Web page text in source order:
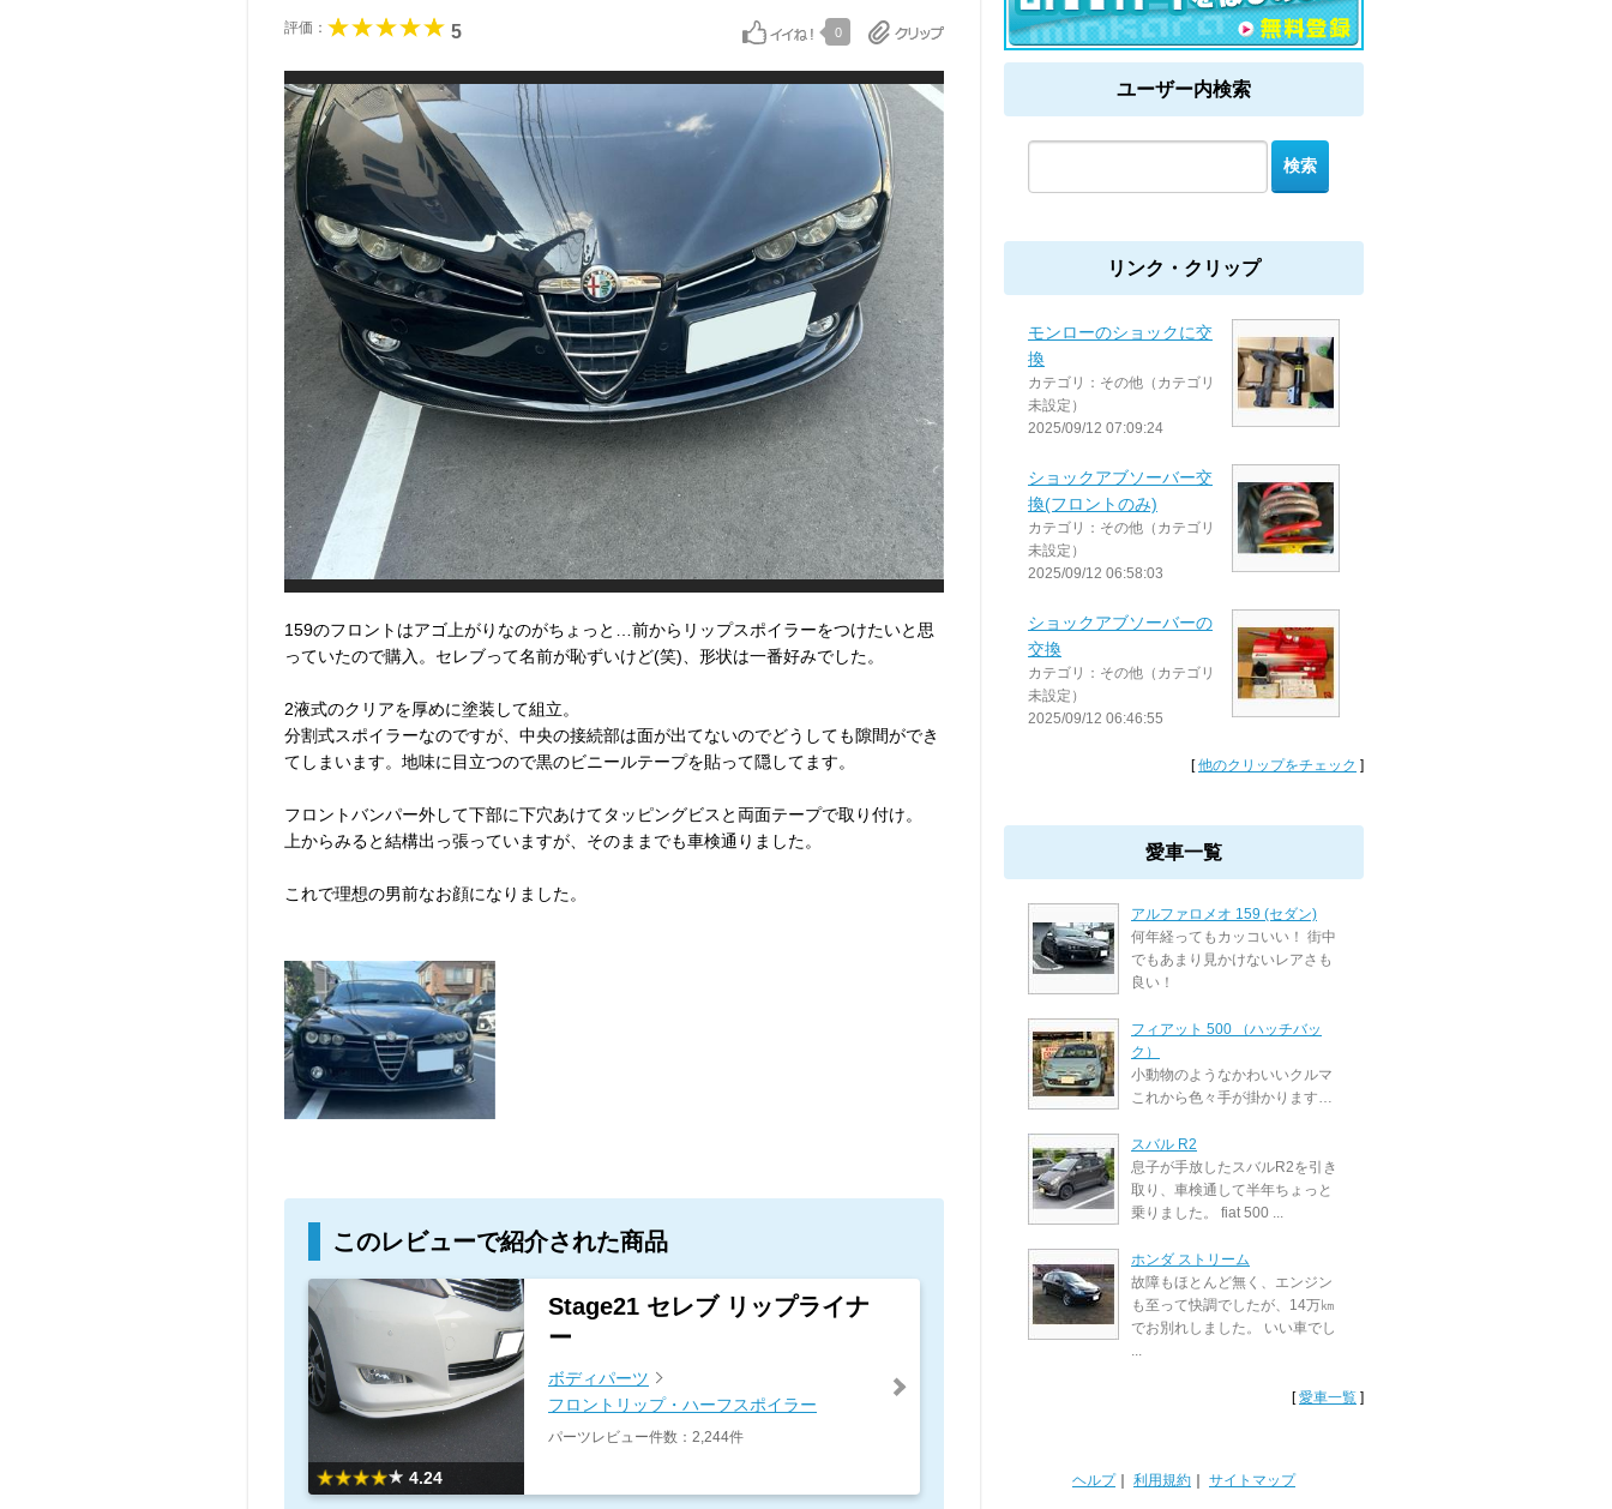
評価： 5 0
159のフロントはアゴ上がりなのがちょっと…前からリップスポイラーをつけたいと思
っていたので購入。セレブって名前が恥ずいけど(笑)、形状は一番好みでした。
2液式のクリアを厚めに塗装して組立。
分割式スポイラーなのですが、中央の接続部は面が出てないのでどうしても隙間ができ
てしまいます。地味に目立つので黒のビニールテープを貼って隠してます。
フロントバンパー外して下部に下穴あけてタッピングビスと両面テープで取り付け。
上からみると結構出っ張っていますが、そのままでも車検通りました。
これで理想の男前なお顔になりました。
このレビューで紹介された商品
4.24
Stage21 セレブ リップライナ
ー
ボディパーツ
フロントリップ・ハーフスポイラー
パーツレビュー件数：2,244件
ユーザー内検索
リンク・クリップ
モンローのショックに交
換
カテゴリ：その他（カテゴリ
未設定）
2025/09/12 07:09:24
ショックアブソーバー交
換(フロントのみ)
カテゴリ：その他（カテゴリ
未設定）
2025/09/12 06:58:03
ショックアブソーバーの
交換
カテゴリ：その他（カテゴリ
未設定）
2025/09/12 06:46:55
[他のクリップをチェック ]
愛車一覧
アルファロメオ 159 (セダン)
何年経ってもカッコいい！ 街中
でもあまり見かけないレアさも
良い！
フィアット 500 （ハッチバッ
ク）
小動物のようなかわいいクルマ
これから色々手が掛かります…
スバル R2
息子が手放したスバルR2を引き
取り、車検通して半年ちょっと
乗りました。 fiat 500 ...
ホンダ ストリーム
故障もほとんど無く、エンジン
も至って快調でしたが、14万㎞
でお別れしました。 いい車でし
...
[愛車一覧 ]
ヘルプ｜ 利用規約 サイトマップ